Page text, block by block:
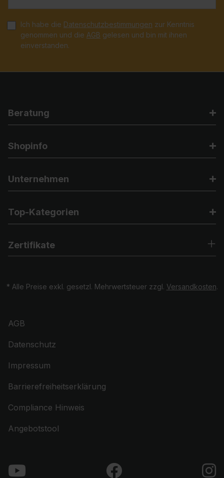
Ich habe die Datenschutzbestimmungen zur Kenntnis
genommen und die AGB gelesen und bin mit ihnen
einverstanden.
Beratung
Shopinfo
Unternehmen
Top-Kategorien
Zertifikate
* Alle Preise exkl. gesetzl. Mehrwertsteuer zzgl. Versandkosten.
AGB
Datenschutz
Impressum
Barrierefreiheitserklärung
Compliance Hinweis
Angebotstool